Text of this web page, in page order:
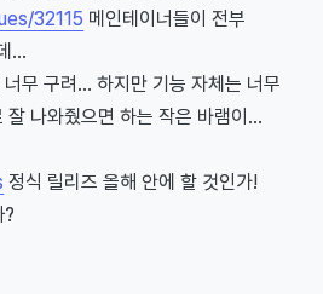
32115 메인테이너들이 전부
...
무 구려... 하지만 기능 자체는 너무
나와줬으면 하는 작은 바램이...
정식 릴리즈 올해 안에 할 것인가!